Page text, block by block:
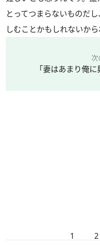
とってつまらないものだ
しむことかもしれないから
次
「妻はあまり俺
1 2